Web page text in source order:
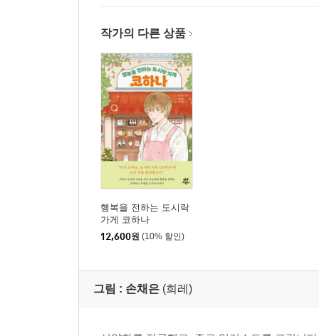
작가의 다른 상품
행복을 전하는 도시락
가게 코하나
12,600원 (10% 할인)
그림 : 손채은 (희레)